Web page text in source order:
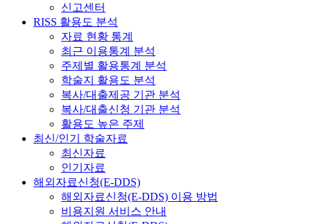
신고센터
RISS 활용도 분석
자료 현황 통계
최근 이용통계 분석
주제별 활용통계 분석
학술지 활용도 분석
복사/대출제공 기관 분석
복사/대출신청 기관 분석
활용도 높은 주제
최신/인기 학술자료
최신자료
인기자료
해외자료신청(E-DDS)
해외자료신청(E-DDS) 이용 방법
비용지원 서비스 안내